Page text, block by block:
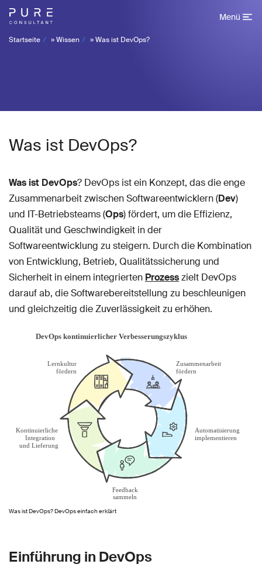
Menü
Startseite »Wissen »Was ist DevOps?
Was ist DevOps?
Was ist DevOps? DevOps ist ein Konzept, das die enge
Zusammenarbeit zwischen Softwareentwicklern (Dev)
und IT-Betriebsteams (Ops) fördert, um die Effizienz,
Qualität und Geschwindigkeit in der
Softwareentwicklung zu steigern. Durch die Kombination
von Entwicklung, Betrieb, Qualitätssicherung und
Sicherheit in einem integrierten Prozesszielt DevOps
darauf ab, die Softwarebereitstellung zu beschleunigen
und gleichzeitig die Zuverlässigkeit zu erhöhen.
Was ist DevOps? DevOps einfach erklärt
Einführung in DevOps